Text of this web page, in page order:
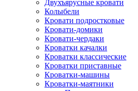
Двухъярусные кровати
Колыбели
Кровати подростковые
Кровати-домики
Кровати-чердаки
Кроватки качалки
Кроватки классические
Кроватки приставные
Кроватки-машины
Кроватки-маятники